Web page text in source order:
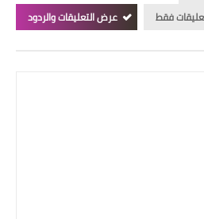
فقط عرض التعليقات والردود